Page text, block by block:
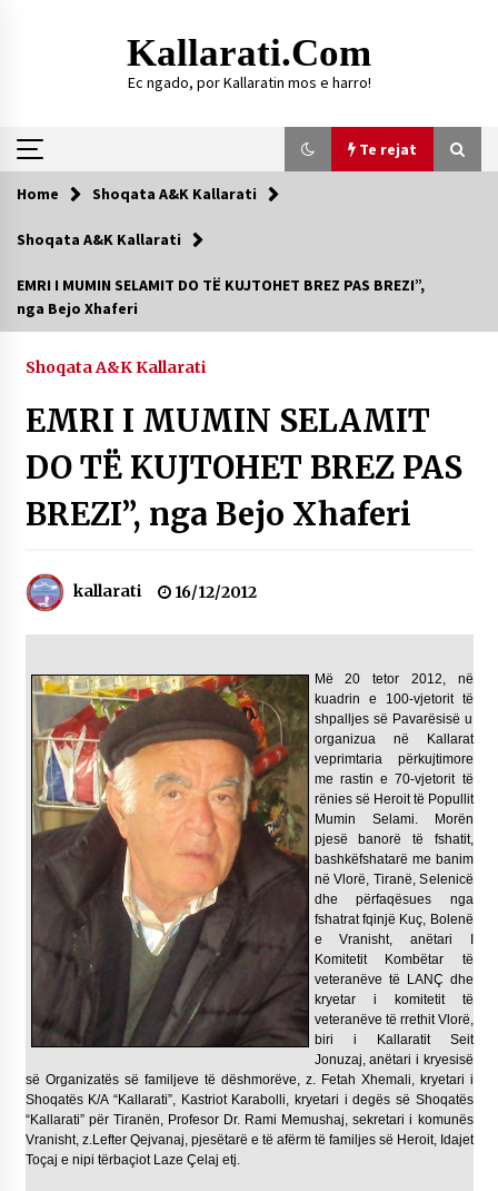
Kallarati.com
Ec ngado, por Kallaratin mos e harro!
Te rejat
Te rejat
DURRËS: ZGJEDHJE TË REJA TË DEGËS SË
SHOQATËS “KALLARATI”
16/07/2026
Gazeta Kallarati nr. 118
SI U ARRIT TË REALIZOHEJ PERLA FOLKLORIKE
“JANINËS Ç’I PANË SYTË”
06/06/2026
NË KALLARAT, NË “FSHATIN E DJEGUR” U
ZHVILLUA EDICIONI I TRETË I PIKNIKU
26/05/2026
Gazeta Kallarati nr. 116
28/01/2026
Mbi kockat e martirëve ngrihet Atdheu
17/10/2025
Gazeta Kallarati nr. 115
14/10/2025
Faksimilet e një 83 vjetori lufte: Çfarë shkruan
Vexhi Buharaja për Heroin e Popullit, Mumin
Selami.
04/10/2025
KALLARATI NË AKSIONET KOMBËTARE PËR
RINDËRTIMIN E VENDIT – NGA ÇIZE XHAFERAJ
– ËNGJËLL HASIMAJ – “KUJTIMET E MIA PËR
KALLARATIN SI MËSUES I MATEMATIKËS, POR
EDHE SI NJË BANOR I PËRKOHSHËM I TIJ”
12/09/2025
Home Shoqata A&K Kallarati
Shoqata A&K Kallarati
EMRI I MUMIN SELAMIT DO TË KUJTOHET BREZ PAS BREZI”,
nga Bejo Xhaferi
Shoqata A&K Kallarati
EMRI I MUMIN SELAMIT
DO TË KUJTOHET BREZ PAS
BREZI”, nga Bejo Xhaferi
kallarati 16/12/2012
Më 20 tetor 2012, në
kuadrin e 100-vjetorit të
shpalljes së Pavarësisë u
organizua në Kallarat
veprimtaria përkujtimore
me rastin e 70-vjetorit të
rënies së Heroit të Popullit
Mumin Selami. Morën
pjesë banorë të fshatit,
bashkëfshatarë me banim
në Vlorë, Tiranë, Selenicë
dhe përfaqësues nga
fshatrat fqinjë Kuç, Bolenë
e Vranisht, anëtari I
Komitetit Kombëtar të
veteranëve të LANÇ dhe
kryetar i komitetit të
veteranëve të rrethit Vlorë,
biri i Kallaratit Seit
Jonuzaj, anëtari i kryesisë
së Organizatës së familjeve të dëshmorëve, z. Fetah Xhemali, kryetari i
Shoqatës K/A “Kallarati”, Kastriot Karabolli, kryetari i degës së Shoqatës
“Kallarati” për Tiranën, Profesor Dr. Rami Memushaj, sekretari i komunës
Vranisht, z.Lefter Qejvanaj, pjesëtarë e të afërm të familjes së Heroit, Idajet
Toçaj e nipi tërbaçiot Laze Çelaj etj.